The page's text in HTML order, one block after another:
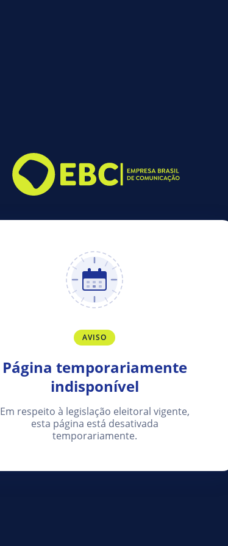
AVISO
Página temporariamente
indisponível
Em respeito à legislação eleitoral vigente,
esta página está desativada
temporariamente.